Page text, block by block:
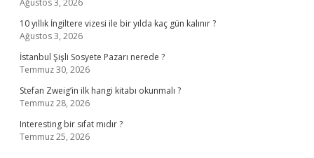
Ağustos 3, 2026
10 yıllık İngiltere vizesi ile bir yılda kaç gün kalınır ?
Ağustos 3, 2026
İstanbul Şişli Sosyete Pazarı nerede ?
Temmuz 30, 2026
Stefan Zweig’in ilk hangi kitabı okunmalı ?
Temmuz 28, 2026
Interesting bir sıfat mıdır ?
Temmuz 25, 2026